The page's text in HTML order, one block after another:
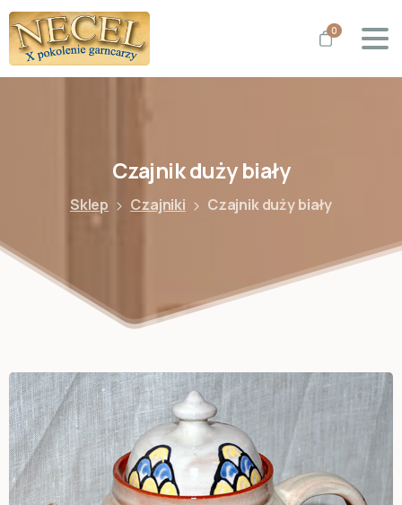
0
Czajnikduży biały
Sklep Czajniki Czajnik duży biały